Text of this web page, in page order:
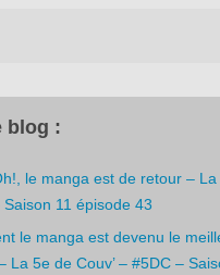
blog :
le manga est de retour – La
Saison 11 épisode 43
le manga est devenu le
La 5e de Couv’ – #5DC –